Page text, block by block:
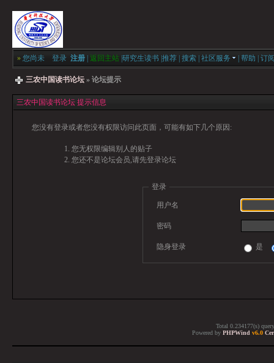
» 您尚未 登录 注册 返回主站 研究生读书 推荐 搜索 社区服务 帮助 订
三农中国读书论坛 » 论坛提示
三农中国读书论坛 提示信息
您没有登录或者您没有权限访问此页面，可能有如下几个原因:
您无权限编辑别人的贴子
您还不是论坛会员,请先登录论坛
登录
用户名
密码
隐身登录 是
Total 0.234177(s)
Powered by PHPWind v6.0